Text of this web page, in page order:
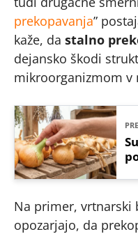
prekopavanja”
kaže, da stalno
dejansko škodi
mikroorganizmom v
Na primer, vrtnarski
opozarjajo, da